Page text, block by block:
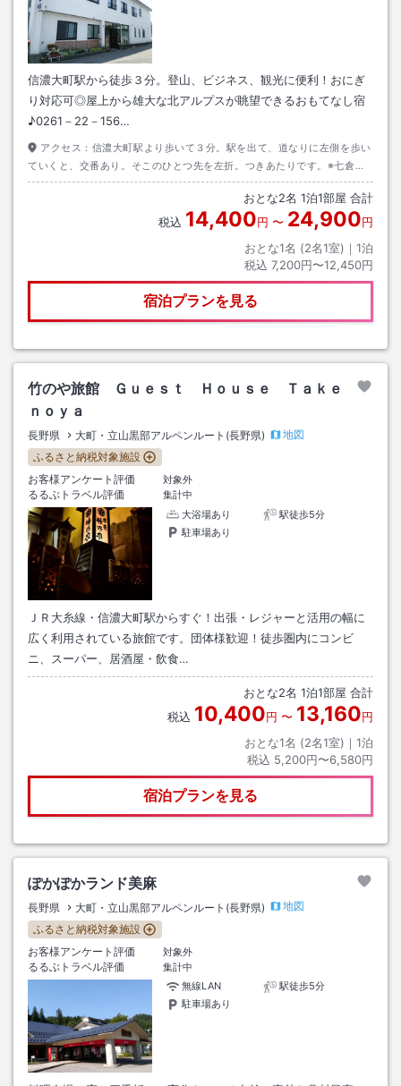
信濃大町駅から徒歩３分。登山、ビジネス、観光に便利！おにぎ
り対応可◎屋上から雄大な北アルプスが眺望できるおもてなし宿
♪0261－22－156…
アクセス： 信濃大町駅より歩いて３分。駅を出て、道なりに左側を歩い
ていくと、交番あり。そこのひとつ先を左折。つきあたりです。※七倉荘
にお越しになる際、カーナビ・Googleマップで「麻績IC」を案内される
ことがありますが、道が細い山道のため「安曇野IC」からのルートをお勧
おとな2名 1泊1部屋 合計
税込 14,400円 〜 24,900円
おとな1名 (2名1室)｜ 1泊
税込 7,200円〜12,450円
宿泊プランを見る
竹のや旅館 Ｇｕｅｓｔ Ｈｏｕｓｅ Ｔａｋｅ
ｎｏｙａ
長野県 大町・立山黒部アルペンルート(長野県)
地図
ふるさと納税対象施設
お客様アンケート評価
対象外
るるぶトラベル評価
集計中
大浴場あり
駅徒歩5分
駐車場あり
ＪＲ大糸線・信濃大町駅からすぐ！出張・レジャーと活用の幅に
広く利用されている旅館です。団体様歓迎！徒歩圏内にコンビ
ニ、スーパー、居酒屋・飲食…
おとな2名 1泊1部屋 合計
税込 10,400円 〜 13,160円
おとな1名 (2名1室)｜ 1泊
税込 5,200円〜6,580円
宿泊プランを見る
ぽかぽかランド美麻
長野県 大町・立山黒部アルペンルート(長野県)
地図
ふるさと納税対象施設
お客様アンケート評価
対象外
るるぶトラベル評価
集計中
無線LAN
駅徒歩5分
駐車場あり